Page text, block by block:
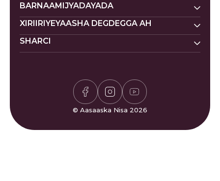
BARNAAMIJYADAYADA
Nisa Homes
Nisa Khadka Caawinta
XIRIIRIYEYAASHA DEGDEGGA AH
Ku Deeq
Codsi ku Saabsan
Xisaabiyaha Sakada
Ciyaarta Sudoku
Is-xilqaan
Bogaadin & Cabashooyin
Su'aalaha Badanaa La Is
Nala Soo Xiriir
SHARCI
Siyaasadda Deeq-bixiyaha
© Aasaaska Nisa 2026